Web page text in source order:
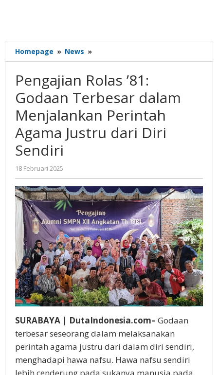
Homepage » News »
Rolas
Godaan
Terbesar
dalam
Menjalankan
Perintah
Agama
Pengajian Rolas ’81:
Godaan Terbesar dalam
Menjalankan Perintah
Agama Justru dari Diri
Sendiri
18 Februari 2025
Gatot
Susanto
SURABAYA | DutaIndonesia.com– Godaan
terbesar seseorang dalam melaksanakan
perintah agama justru dari dalam diri sendiri,
menghadapi hawa nafsu. Hawa nafsu sendiri